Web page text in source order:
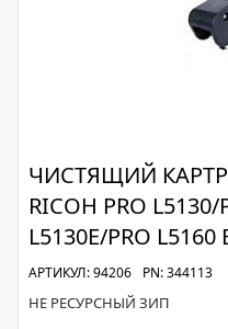
ЧИСТЯЩИЙ
RICOH PRO L5130/
L5130E/PRO L5160
АРТИКУЛ: 94206 PN: 344113
НЕ РЕСУРСНЫЙ ЗИП